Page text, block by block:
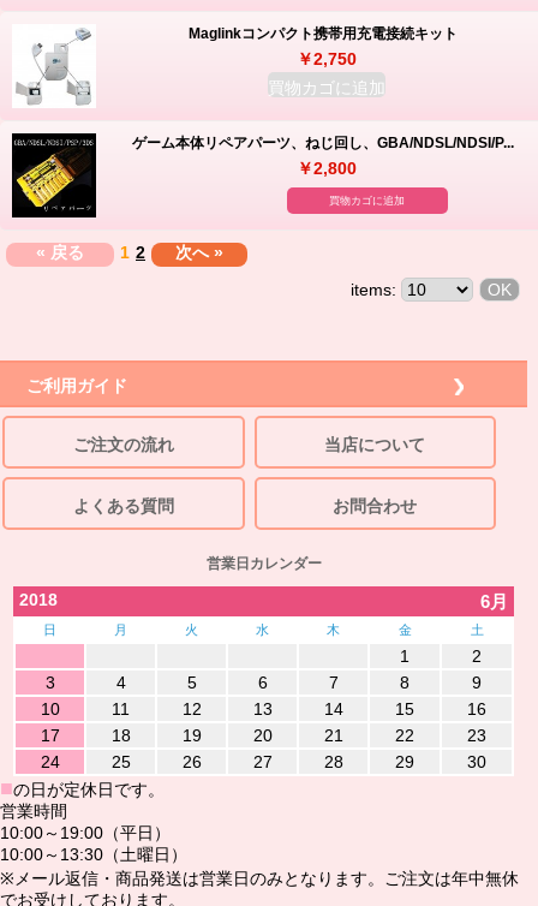
Maglinkコンパクト携帯用充電接続キット
￥2,750
買物カゴに追加
ゲーム本体リペアパーツ、ねじ回し、GBA/NDSL/NDSI/P...
￥2,800
買物カゴに追加
« 戻る 1 2
次へ »
items:
ご利用ガイド
ご注文の流れ 当店について
よくある質問 お問合わせ
営業日カレンダー
2018 6月
日 月 火 水 木 金 土
1
2
3
4 5 6 7 8
9
10
11 12 13 14 15
16
17
18 19 20 21 22
23
24
25 26 27 28 29 30
■の日が定休日です。
営業時間
10:00～19:00（平日）
10:00～13:30（土曜日）
※メール返信・商品発送は営業日のみとなります。ご注文は年中無休
でお受けしております。